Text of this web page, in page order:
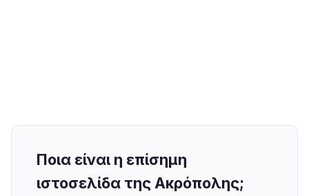
Ποια είναι η επίσημη
ιστοσελίδα της Ακρόπολης;